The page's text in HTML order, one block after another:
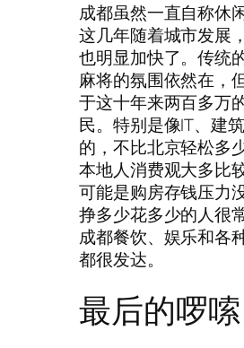
成都虽然一直自称休
这几年随着城市发展
也明显加快了。传统
麻将的氛围依然在，
于这十年来两百多万
民。特别是像IT、建
的，不比北京轻松多
本地人消费观大多比
可能是购房存钱压力
挣多少花多少的人很
成都餐饮、娱乐和各
都很发达。
最后的啰嗦